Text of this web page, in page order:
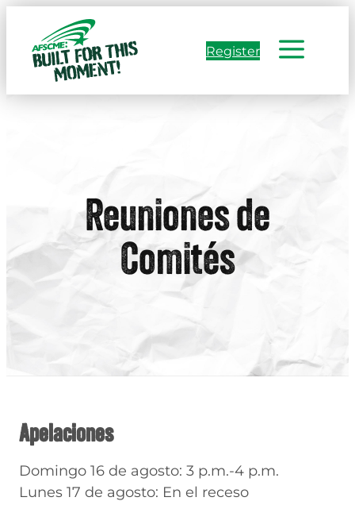
content
Register
Reuniones de
Comités
Apelaciones
Domingo 16 de agosto: 3 p.m.-4 p.m.
Lunes 17 de agosto: En el receso